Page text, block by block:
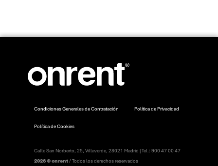
Condiciones Generales de Contratación Política de Privacidad
Política de Cookies
Calle San Norberto, 25, Villaverde, 28021 Madrid | Tel.: 900 47 00 47
2026 © onrent/ Todos los derechos reservados